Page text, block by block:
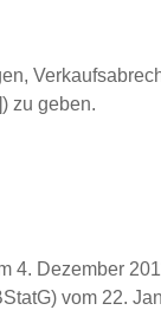
zu geben.
4. Dezember
vom 22.